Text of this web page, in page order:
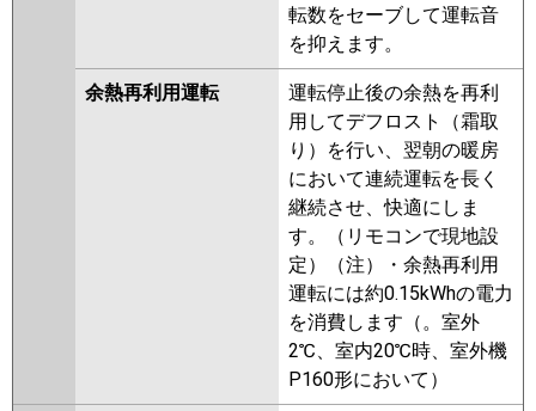
転数をセーブして運転音
を抑えます。
余熱再利用運転
運転停止後の余熱を再利
用してデフロスト（霜取
り）を行い、翌朝の暖房
において連続運転を長く
継続させ、快適にしま
す。（リモコンで現地設
定）（注）・余熱再利用
運転には約0.15kWhの電力
を消費します（。室外
2℃、室内20℃時、室外機
P160形において）